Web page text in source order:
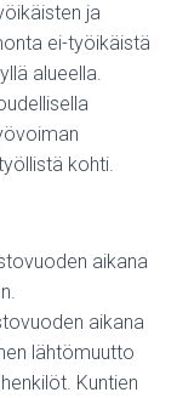
ja
ei-työikäistä
alueella.
kohti.
aikana
aikana
lähtömuutto
Kuntien